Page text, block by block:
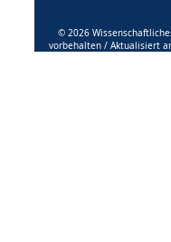
© 2026
vorbehalten / Aktualisiert